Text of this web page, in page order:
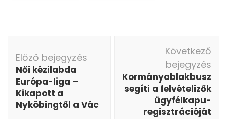
navigáció
Előző bejegyzés
Női kézilabda
Európa-liga –
Kikapott a
Nyköbingtől a Vác
Következő
bejegyzés
Kormányablakbusz
segíti a felvételizők
ügyfélkapu-
regisztrációját